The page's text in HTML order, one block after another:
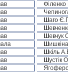
Шаго
Шевчук
Шкіль
Шустік